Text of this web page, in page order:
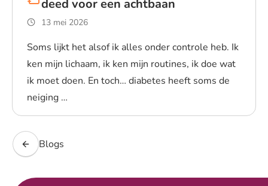
deed voor een achtbaan
13 mei 2026
Soms lijkt het alsof ik alles onder controle heb. Ik
ken mijn lichaam, ik ken mijn routines, ik doe wat
ik moet doen. En toch… diabetes heeft soms de
neiging …
Lees blogpost
Blogs